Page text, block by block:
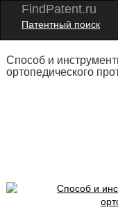
FindPatent.ru
Патентный поиск
Способ и
ортопедического